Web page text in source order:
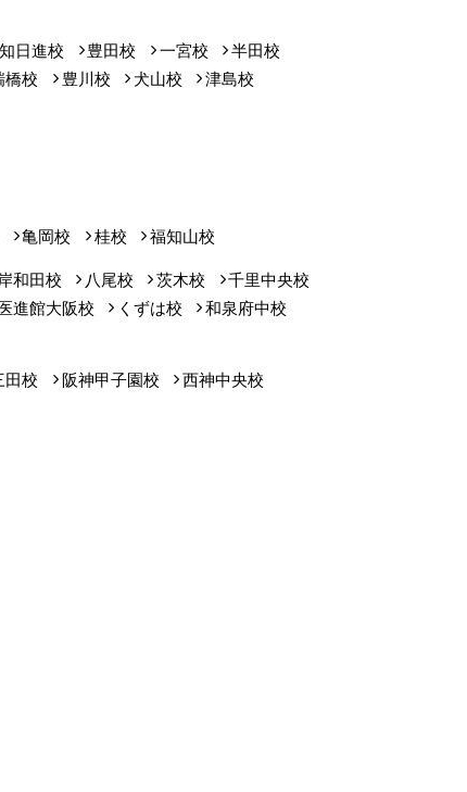
日進校 豊田校 一宮校
半田校
橋校 豊川校 犬山校
津島校
亀岡校 桂校 福知山校
岸和田校 八尾校 茨木校
千里中央校
進館大阪校 くずは校
和泉府中校
田校 阪神甲子園校
西神中央校